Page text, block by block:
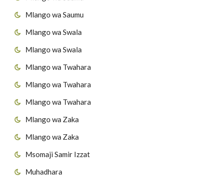
Mlango wa Saumu
Mlango wa Swala
Mlango wa Swala
Mlango wa Twahara
Mlango wa Twahara
Mlango wa Twahara
Mlango wa Zaka
Mlango wa Zaka
Msomaji Samir Izzat
Muhadhara